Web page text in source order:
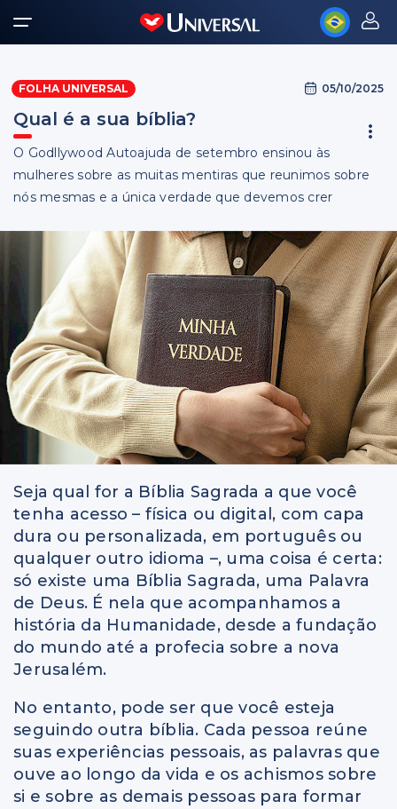
FOLHA UNIVERSAL 05/10/2025
Qual é a sua bíblia?
O Godllywood Autoajuda de setembro ensinou às
mulheres sobre as muitas mentiras que reunimos sobre
nós mesmas e a única verdade que devemos crer
Seja qual for a Bíblia Sagrada a que você
tenha acesso – física ou digital, com capa
dura ou personalizada, em português ou
qualquer outro idioma –, uma coisa é certa:
só existe uma Bíblia Sagrada, uma Palavra
de Deus. É nela que acompanhamos a
história da Humanidade, desde a fundação
do mundo até a profecia sobre a nova
Jerusalém.
No entanto, pode ser que você esteja
seguindo outra bíblia. Cada pessoa reúne
suas experiências pessoais, as palavras que
ouve ao longo da vida e os achismos sobre
si e sobre as demais pessoas para formar